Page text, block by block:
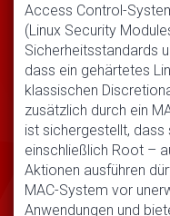
Access Control-
(Linux Security
Sicherheitsstandards
dass ein gehärtetes
klassischen
zusätzlich durch ein
ist sichergestellt,
einschließlich Root –
Aktionen ausführen
MAC-System vor
Anwendungen und